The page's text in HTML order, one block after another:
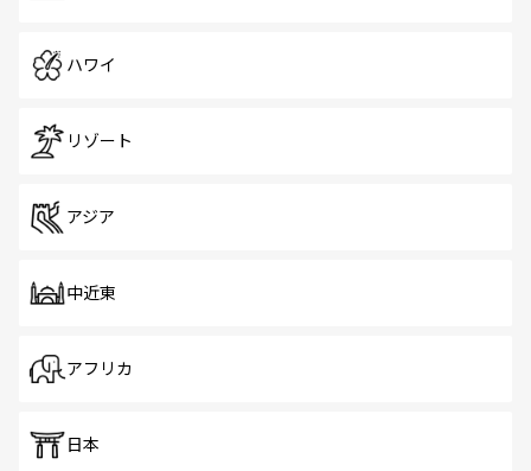
ハワイ
リゾート
アジア
中近東
アフリカ
日本